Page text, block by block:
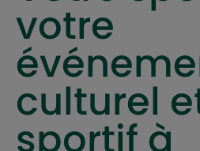
votre
culturel
sportif à